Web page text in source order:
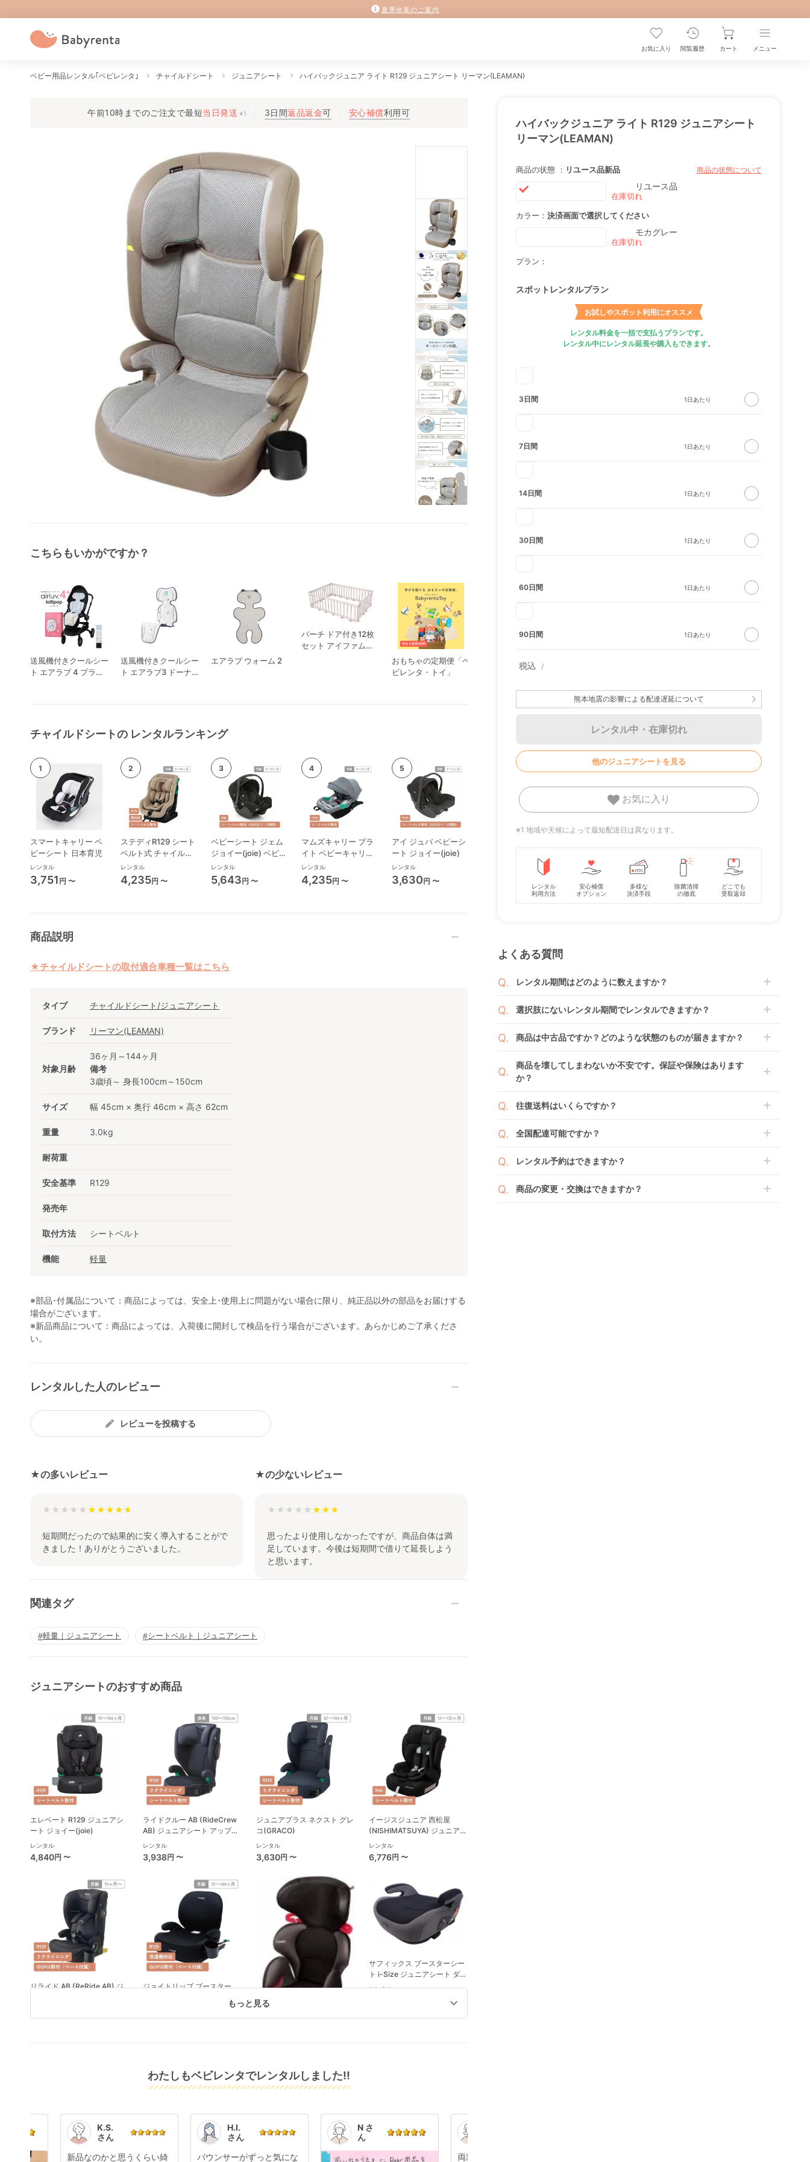
夏季休業のご案内
お気に入り 閲覧履歴 カート メニュー
ベビー用品レンタル｢ベビレンタ｣ チャイルドシート ジュニアシート ハイバックジュニア ライト R129 ジュニアシート リーマン(LEAMAN)
午前10時までのご注文で最短当日発送 ※1 3日間返品返金可 安心補償利用可
ハイバックジュニア ライト R129 ジュニアシート
リーマン(LEAMAN)
商品の状態 ： リユース品新品 商品の状態について
リユース品
カラー： 決済画面で選択してください
モカグレー
プラン：
スポットレンタルプラン
お試しやスポット利用にオススメ
レンタル料金を一括で支払うプランです。
レンタル中にレンタル延長や購入もできます。
3日間
7日間
14日間
30日間
60日間
90日間
熊本地震の影響による配達遅延について
レンタル中・在庫切れ
他のジュニアシートを見る
お気に入り
※1 地域や天候によって最短配送日は異なります。
レンタル
利用方法
安心補償
オプション
多様な
決済手段
除菌清掃
の徹底
どこでも
受取返却
よくある質問
レンタル期間はどのように数えますか？
ります。
者（佐川急便）に商品の引渡しとなります。
選択肢にないレンタル期間でレンタルできますか？
です。
くか、もしくは6ヶ月レンタルご注文の上で、早期にご返却くださ
い。
商品は中古品ですか？どのような状態のものが届きますか？
す。
新品商品はメーカーから仕入れた状態のものをお送りします。商品に
ます。
ざいます。その際、メーカーの都合によっては、表示されているお届
せていただく場合がございます。あらかじめご了承ください。
す。
商品を壊してしまわないか不安です。保証や保険はあります
か？
ご注文時に商品と一緒にカートへ入れ安心補償オプションをご購入く
２つのプランごとに補償内容は異なります。
往復送料はいくらですか？
ページから住所を入力すると送料が確認いただけます。
全国配達可能ですか？
※空港への配達はご対応できかねますのであらかじめご了承くださ
レンタル予約はできますか？
商品のご注文時にご希望のお日にちに配送日指定をしてください。レ
商品の変更・交換はできますか？
こちらもいかがですか？
送風機付きクールシー
ト エアラブ 4 プラス
送風機付きクールシー
ト エアラブ3 ドーナ
エアラブ ウォーム 2
バーチ ドア付き12枚
セット アイファム
おもちゃの定期便「ベ
ビレンタ・トイ」
ねくるみ ホワイトラ
チャイルドシートの レンタルランキング
スマートキャリー ベ
ビーシート 日本育児
レンタル
3,751 円 〜
ステディR129 シート
ベルト式 チャイルド
シート ジョイー(joie)
レンタル
4,235円 〜
ベビーシート ジェム
ジョイー(joie) ベビー
シート
レンタル
5,643円 〜
マムズキャリー ブラ
イト ベビーキャリー
ベビーシート 西松屋
レンタル
4,235円 〜
アイ ジュバ ベビーシ
ート ジョイー(joie)
レンタル
3,630円 〜
ルドシート 西松屋
レンタル
ク JL-590 コンビ
(Combi) チャイルド
シート
レンタル
10,208
商品説明
★チャイルドシートの取付適合車種一覧はこちら
タイプ チャイルドシート/ジュニアシート
ブランド リーマン(LEAMAN)
対象月齢
36ヶ月～144ヶ月
備考
3歳頃～ 身長100cm～150cm
サイズ 幅 45cm × 奥行 46cm × 高さ 62cm
重量 3.0kg
耐荷重
安全基準 R129
発売年
取付方法 シートベルト
機能 軽量
※部品･付属品について：商品によっては、安全上･使用上に問題がない場合に限り、純正品以外の部品をお届けする
場合がございます。
※新品商品について：商品によっては、入荷後に開封して検品を行う場合がございます。あらかじめご了承くださ
い。
レンタルした人のレビュー
レビューを投稿する
★の多いレビュー
★★★★★
短期間だったので結果的に安く導入することがで
きました！ありがとうございました。
★の少ないレビュー
★★★★★
思ったより使用しなかったですが、商品自体は満
足しています。今後は短期間で借りて延長しよう
と思います。
関連タグ
軽量｜ジュニアシート シートベルト｜ジュニアシート
ジュニアシートのおすすめ商品
エレベート R129 ジュニアシ
ート ジョイー(joie)
レンタル
4,840円 〜
ライドクルー AB (RideCrew
AB) ジュニアシート アップリ
カ(Aprica)
レンタル
3,938円 〜
ジュニアプラス ネクスト グレ
コ(GRACO)
レンタル
3,630円 〜
イージスジュニア 西松屋
(NISHIMATSUYA) ジュニアシ
ート
レンタル
6,776円 〜
リライド AB (ReRide AB) ジ
ジョイトリップ ブースター
品） ジュニアシート コンビ
(Combi)
ジュニアシート
レンタル
3,696円 〜
サフィックス ブースターシー
ト i-Size ジュニアシート ダイ
イチ(DAIICHI)
レンタル
もっと見る
わたしもベビレンタでレンタルしました!!
K.S.
さん
新品なのかと思うくらい綺
H.I.
さん
バウンサーがずっと気にな
N さ
ん
両親に孫の顔を見せよう